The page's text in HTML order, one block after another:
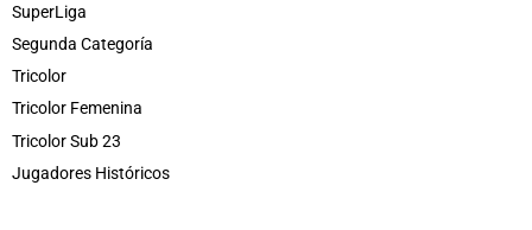
SuperLiga
Segunda Categoría
Tricolor
Tricolor Femenina
Tricolor Sub 23
Jugadores Históricos